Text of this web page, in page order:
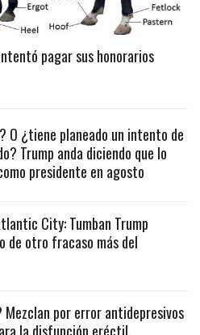
pagar sus honorarios
O ¿tiene planeado un intento de
Trump anda diciendo que lo
presidente en agosto
City: Tumban Trump
de otro fracaso más del
por error antidepresivos